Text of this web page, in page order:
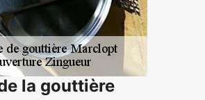
la gouttière